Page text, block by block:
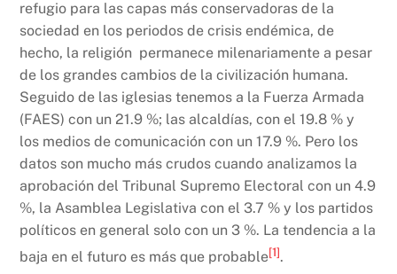
refugio para las capas más conservadoras de la
sociedad en los periodos de crisis endémica, de
hecho, la religión permanece milenariamente a pesar
de los grandes cambios de la civilización humana.
Seguido de las iglesias tenemos a la Fuerza Armada
(FAES) con un 21.9 %; las alcaldías, con el 19.8 % y
los medios de comunicación con un 17.9 %. Pero los
datos son mucho más crudos cuando analizamos la
aprobación del Tribunal Supremo Electoral con un 4.9
%, la Asamblea Legislativa con el 3.7 % y los partidos
políticos en general solo con un 3 %. La tendencia a la
baja en el futuro es más que probable[1].